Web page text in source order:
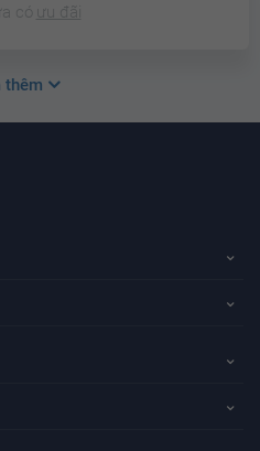
có ưu đãi
thêm